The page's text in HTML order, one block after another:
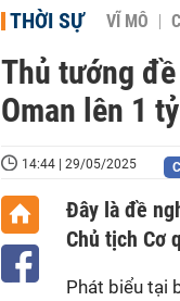
THỜI SỰ VĨ MÔ
Thủ tướng
Oman lên 1
14:44 | 29/05/2025
Đây là đề
Chủ tịch Cơ
Phát biểu tại